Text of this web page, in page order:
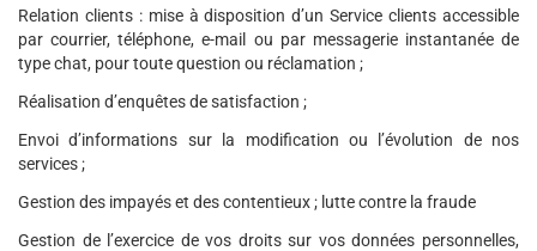
Relation clients : mise à disposition d’un Service clients accessible
par courrier, téléphone, e-mail ou par messagerie instantanée de
type chat, pour toute question ou réclamation ;
Réalisation d’enquêtes de satisfaction ;
Envoi d’informations sur la modification ou l’évolution de nos
services ;
Gestion des impayés et des contentieux ; lutte contre la fraude
Gestion de l’exercice de vos droits sur vos données personnelles,